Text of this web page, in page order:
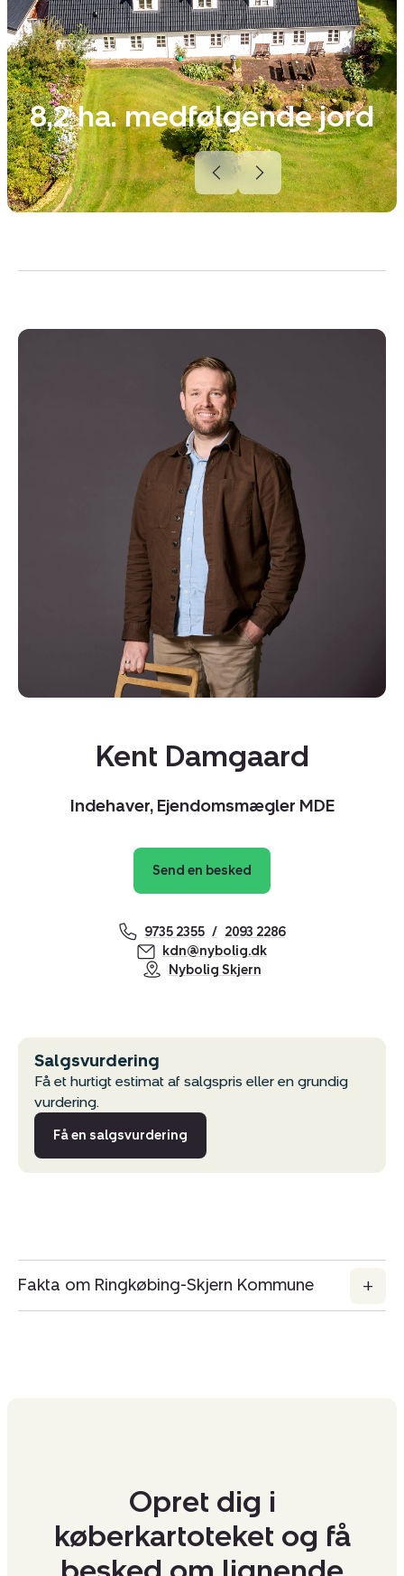
8,2 ha. medfølgende jord
Kent Damgaard
Indehaver, Ejendomsmægler MDE
Send en besked
9735 2355
2093 2286
kdn@nybolig.dk
Nybolig Skjern
Salgsvurdering
Få et hurtigt estimat af salgspris eller en grundig
vurdering.
Få en salgsvurdering
Fakta om Ringkøbing-Skjern Kommune
Opret dig i
køberkartoteket og få
Kopier link
Del via mail